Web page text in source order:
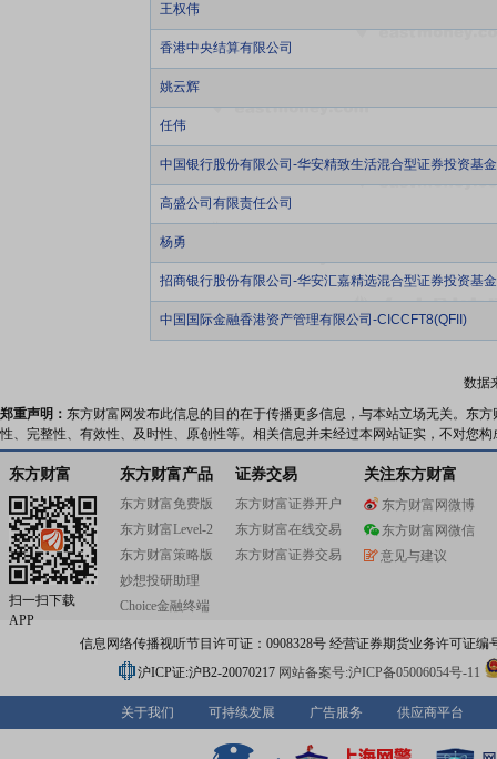
王权伟
香港中央结算有限公司
姚云辉
任伟
中国银行股份有限公司-华安精致生活混合型证券投资基金
高盛公司有限责任公司
杨勇
招商银行股份有限公司-华安汇嘉精选混合型证券投资基金
中国国际金融香港资产管理有限公司-CICCFT8(QFII)
数据
郑重声明： 东方财富网发布此信息的目的在于传播更多信息，与本站立场无关。东
性、完整性、有效性、及时性、原创性等。相关信息并未经过本网站证实，不对您
东方财富
扫一扫下载
APP
东方财富产品
东方财富免费版
东方财富Level-2
东方财富策略版
妙想投研助理
Choice金融终端
证券交易
东方财富证券开户
东方财富在线交易
东方财富证券交易
关注东方财富
东方财富网微博
东方财富网微信
意见与建议
信息网络传播视听节目许可证：0908328号 经营证券期货业务许可证编
沪ICP证:沪B2-20070217 网站备案号:沪ICP备05006054号-11
关于我们 可持续发展 广告服务 供应商平台